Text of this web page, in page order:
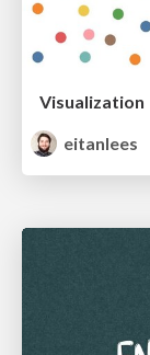
Visualization
eitanlees